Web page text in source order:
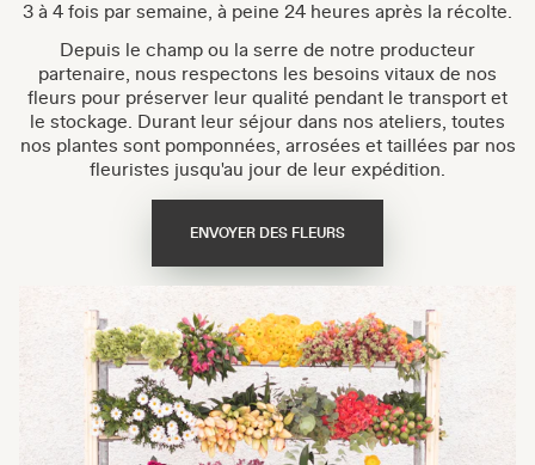
3 à 4 fois par semaine, à peine 24 heures après la récolte.
Depuis le champ ou la serre de notre producteur
partenaire, nous respectons les besoins vitaux de nos
fleurs pour préserver leur qualité pendant le transport et
le stockage. Durant leur séjour dans nos ateliers, toutes
nos plantes sont pomponnées, arrosées et taillées par nos
fleuristes jusqu'au jour de leur expédition.
ENVOYER DES FLEURS